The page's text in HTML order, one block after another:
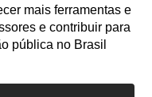
mais ferramentas e
e contribuir para
pública no Brasil